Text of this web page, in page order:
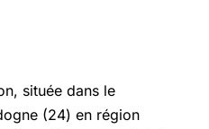
située dans le
(24) en région